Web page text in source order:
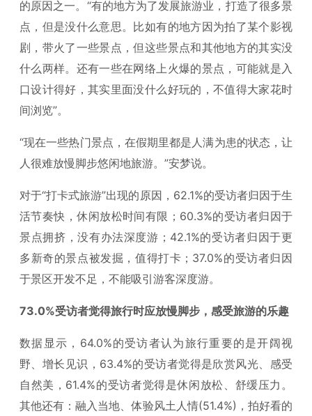
的原因之一。“有的地方为了发展旅游业，打造了很多景
点，但是没什么意思。比如有的地方因为拍了某个影视
剧，带火了一些景点，但这些景点和其他地方的其实没
什么两样。还有一些在网络上火爆的景点，可能就是入
口设计得好，其实里面没什么好玩的，不值得大家花时
间浏览”。
“现在一些热门景点，在假期里都是人满为患的状态，让
人很难放慢脚步悠闲地旅游。”安梦说。
对于“打卡式旅游”出现的原因，62.1%的受访者归因于生
活节奏快，休闲放松时间有限；60.3%的受访者归因于
景点拥挤，没有办法深度游；42.1%的受访者归因于更
多新奇的景点被发掘，值得打卡；37.0%的受访者归因
于景区开发不足，不能吸引游客深度游。
73.0%受访者觉得旅行时应放慢脚步，感受旅游的乐趣
数据显示，64.0%的受访者认为旅行重要的是开阔视
野、增长见识，63.4%的受访者觉得是欣赏风光、感受
自然美，61.4%的受访者觉得是休闲放松、舒缓压力。
其他还有：融入当地、体验风土人情(51.4%)，拍好看的